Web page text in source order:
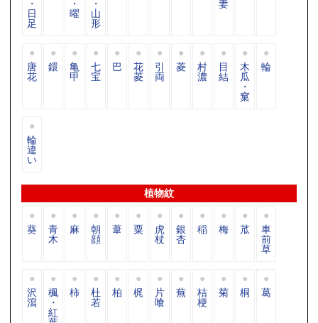
・
日
足
・
曜
・
山
形
妻
唐
花
鐶 亀
甲
七
宝
巴 花
菱
引
両
菱 村
濃
目
結
木
瓜
・
窠
輪
輪
違
い
植物紋
葵 青
木
麻 朝
顔
葦 粟 虎
杖
銀
杏
稲 梅 苽 車
前
草
沢
瀉
楓
・
紅
柿 杜
若
柏 梶 片
喰
蕪 桔
梗
菊 桐 葛